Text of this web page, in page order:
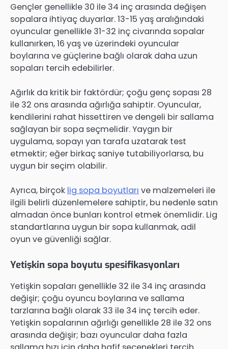
Gençler genellikle 30 ile 34 inç arasında değişen
sopalara ihtiyaç duyarlar. 13-15 yaş aralığındaki
oyuncular genellikle 31-32 inç civarında sopalar
kullanırken, 16 yaş ve üzerindeki oyuncular
boylarına ve güçlerine bağlı olarak daha uzun
sopaları tercih edebilirler.
Ağırlık da kritik bir faktördür; çoğu genç sopası 28
ile 32 ons arasında ağırlığa sahiptir. Oyuncular,
kendilerini rahat hissettiren ve dengeli bir sallama
sağlayan bir sopa seçmelidir. Yaygın bir
uygulama, sopayı yan tarafa uzatarak test
etmektir; eğer birkaç saniye tutabiliyorlarsa, bu
uygun bir seçim olabilir.
Ayrıca, birçok lig sopa boyutları ve malzemeleri ile
ilgili belirli düzenlemelere sahiptir, bu nedenle satın
almadan önce bunları kontrol etmek önemlidir. Lig
standartlarına uygun bir sopa kullanmak, adil
oyun ve güvenliği sağlar.
Yetişkin sopa boyutu spesifikasyonları
Yetişkin sopaları genellikle 32 ile 34 inç arasında
değişir; çoğu oyuncu boylarına ve sallama
tarzlarına bağlı olarak 33 ile 34 inç tercih eder.
Yetişkin sopalarının ağırlığı genellikle 28 ile 32 ons
arasında değişir; bazı oyuncular daha fazla